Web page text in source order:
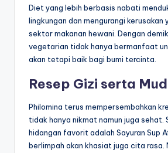
Diet yang lebih berbasis nabati
lingkungan dan mengurangi kerusakan
sektor makanan hewani. Dengan
vegetarian tidak hanya bermanfaat
akan tetapi baik bagi bumi tercinta.
Resep Gizi serta
Philomina terus mempersembahkan
tidak hanya nikmat namun juga sehat.
hidangan favorit adalah Sayuran Sup
berlimpah akan khasiat juga cita rasa.